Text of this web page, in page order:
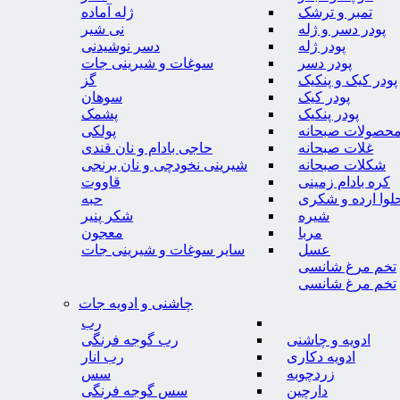
تمبر و ترشک
پودر دسر و ژله
پودر ژله
پودر دسر
پودر کیک و پنکیک
پودر کیک
پودر پنکیک
صبحانه
غلات صبحانه
شکلات صبحانه
کره بادام زمینی
ارده و شکری
شیره
مربا
عسل
تخم مرغ شانسی
تخم مرغ شانسی
ژله آماده
نی شیر
دسر نوشیدنی
سوغات و شیرینی جات
گز
سوهان
پشمک
پولکی
حاجی بادام و نان قندی
شیرینی نخودچی و نان برنجی
قاووت
حبه
شکر پنیر
معجون
سایر سوغات و شیرینی جات
چاشنی و ادویه جات
ادویه و چاشنی
ادویه دکاری
زردچوبه
دارچین
رب
رب گوجه فرنگی
رب انار
سس
سس گوجه فرنگی